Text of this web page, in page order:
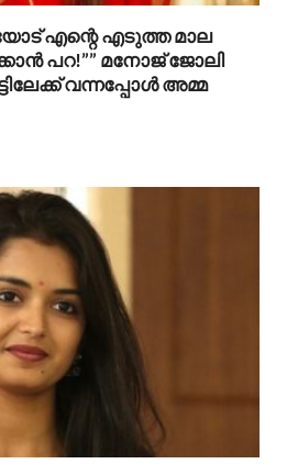
എന്റെ എടുത്ത മാല
പറ!”” ​മനോജ് ജോലി
വന്നപ്പോൾ അമ്മ